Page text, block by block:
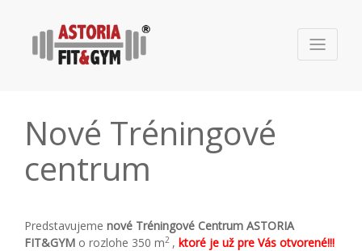
Nové Tréningové
centrum
Predstavujeme nové Tréningové Centrum ASTORIA
FIT&GYM o rozlohe 350 m2 , ktoré je už pre Vás otvorené!!!